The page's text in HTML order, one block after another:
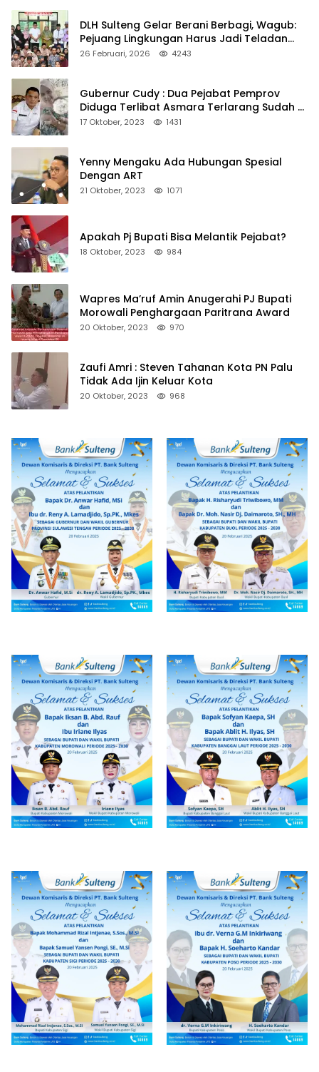
DLH Sulteng Gelar Berani Berbagi, Wagub:
Pejuang Lingkungan Harus Jadi Teladan
Kepedulian
26 Februari, 2026 4243
Gubernur Cudy : Dua Pejabat Pemprov
Diduga Terlibat Asmara Terlarang Sudah di
Non Job
17 Oktober, 2023 1431
Yenny Mengaku Ada Hubungan Spesial
Dengan ART
21 Oktober, 2023 1071
Apakah Pj Bupati Bisa Melantik Pejabat?
18 Oktober, 2023 984
Wapres Ma’ruf Amin Anugerahi PJ Bupati
Morowali Penghargaan Paritrana Award
20 Oktober, 2023 970
Zaufi Amri : Steven Tahanan Kota PN Palu
Tidak Ada Ijin Keluar Kota
20 Oktober, 2023 968